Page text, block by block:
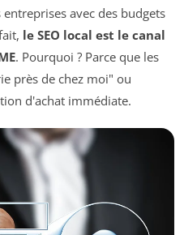
avec des budgets
le SEO local est le canal
. Pourquoi ? Parce que les
près de chez moi" ou
d'achat immédiate.